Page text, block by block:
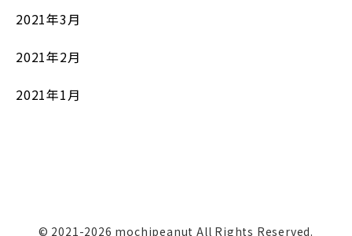
2021年3月
2021年2月
2021年1月
© 2021-2026 mochipeanut All Rights Reserved.